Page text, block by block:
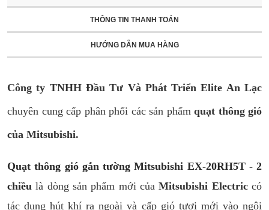
THÔNG TIN THANH TOÁN
HƯỚNG DẪN MUA HÀNG
Công ty TNHH Đầu Tư Và Phát Triển Elite An Lạc
chuyên cung cấp phân phối các sản phẩm quạt thông gió
của Mitsubishi.
Quạt thông gió gắn tường Mitsubishi EX-20RH5T - 2
chiều là dòng sản phẩm mới của Mitsubishi Electric có
tác dụng hút khí ra ngoài và cấp gió tươi mới vào ngôi